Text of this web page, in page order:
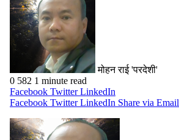
मोहन राई 'परदेशी'
0 582 1 minute read
Facebook Twitter LinkedIn
Facebook Twitter LinkedIn Share via Email